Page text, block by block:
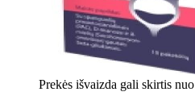
Prekės išvaizda gali skirtis